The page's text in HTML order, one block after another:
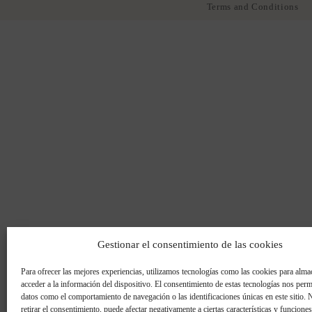
Gestionar el consentimiento de las cookies
Para ofrecer las mejores experiencias, utilizamos tecnologías como las cookies para
acceder a la información del dispositivo. El consentimiento de estas tecnologías nos
datos como el comportamiento de navegación o las identificaciones únicas en este sitio.
retirar el consentimiento, puede afectar negativamente a ciertas características y
Terms and Conditions